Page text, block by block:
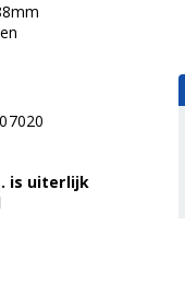
is uiterlijk